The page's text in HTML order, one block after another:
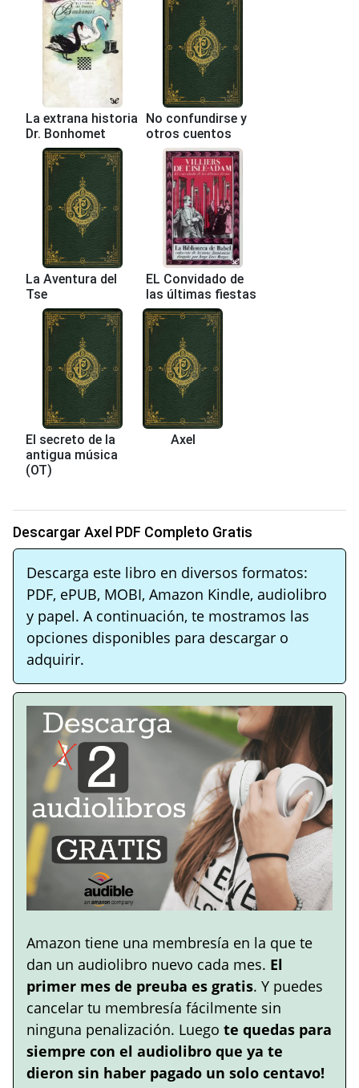
La extrana historia
Dr. Bonhomet
No confundirse y
otros cuentos
La Aventura del
Tse
EL Convidado de
las últimas fiestas
El secreto de la
antigua música
(OT)
Axel
Descargar Axel PDF Completo Gratis
Descarga este libro en diversos formatos:
PDF, ePUB, MOBI, Amazon Kindle, audiolibro
y papel. A continuación, te mostramos las
opciones disponibles para descargar o
adquirir.
Amazon tiene una membresía en la que te
dan un audiolibro nuevo cada mes. El
primer mes de preuba es gratis. Y puedes
cancelar tu membresía fácilmente sin
ninguna penalización. Luego te quedas para
siempre con el audiolibro que ya te
dieron sin haber pagado un solo centavo!